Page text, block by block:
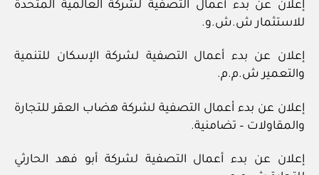
إعلان عن بدء أعمال التصفية لشركة العالمية المتحدة
للاستثمار ش.ش.و.
إعلان عن بدء أعمال التصفية لشركة الإسكان للتنمية
والتعمير ش.م.م.
إعلان عن بدء أعمال التصفية لشركة هضاب العقر للتجارة
والمقاولات – تضامنية.
إعلان عن بدء أعمال التصفية لشركة أبو فهد الحارثي